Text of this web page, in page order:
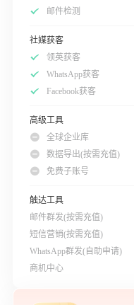
邮件检测
社媒获客
领英获客
WhatsApp获客
Facebook获客
高级工具
全球企业库
数据导出(按需充值)
免费子账号
触达工具
邮件群发(按需充值)
短信营销(按需充值)
WhatsApp群发(自助申请)
商机中心